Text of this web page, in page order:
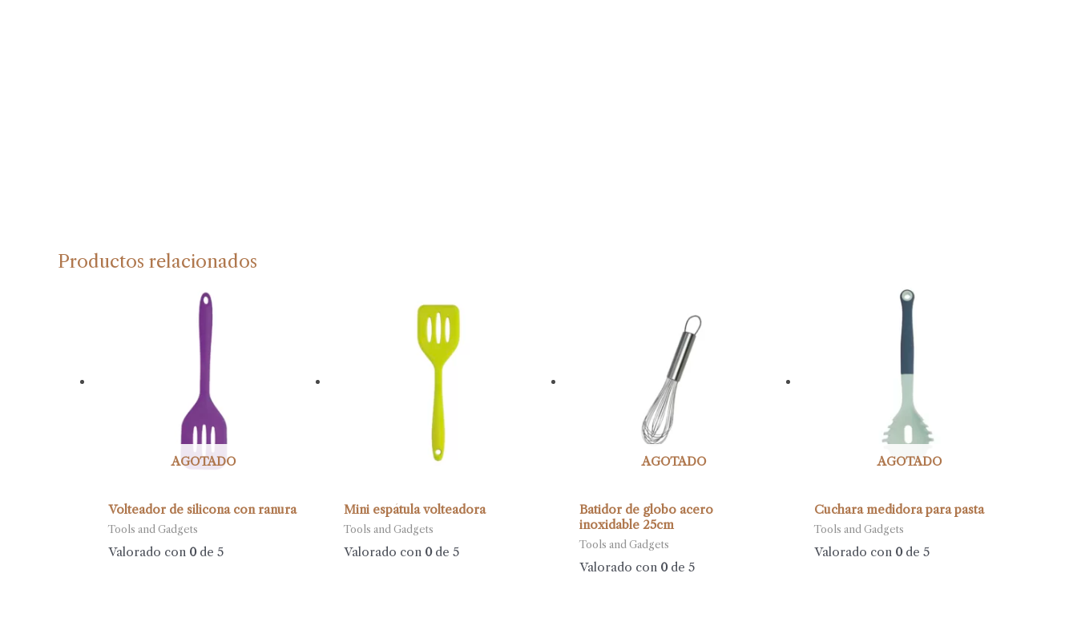
Productos relacionados
AGOTADO
Volteador de silicona con ranura
Tools and Gadgets
Valorado con 0de 5
Mini espátula volteadora
Tools and Gadgets
Valorado con 0de 5
AGOTADO
Batidor de globo acero
inoxidable 25cm
Tools and Gadgets
Valorado con 0de 5
AGOTADO
Cuchara medidora para pasta
Tools and Gadgets
Valorado con 0de 5